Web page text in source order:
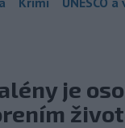
je